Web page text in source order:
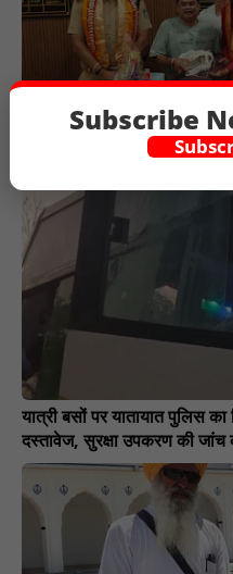
पुलिस थाना पंढरीनाथ की तत्पर एवं प्रभावी कार्यवाही से व्यापारी का
₹2.55 लाख नगदी से भरा बैग
यात्री बसों पर यातायात पुलिस
दस्तावेज, सुरक्षा उपकरण की
Subscribe